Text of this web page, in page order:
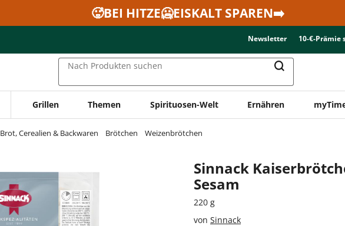
🥵BEI HITZE🥶EISKALT SPAREN➡️
Newsletter 10-€-Prämie
Nach Produkten suchen
Grillen Themen Spirituosen-Welt Ernähren
Brot, Cerealien & Backwaren Brötchen Weizenbrötchen
Sinnack
Sesam
220 g
von Sinnack